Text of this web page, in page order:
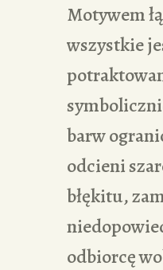
Motywem
wszystkie
barw
odcieni
błękitu,
odbiorcę